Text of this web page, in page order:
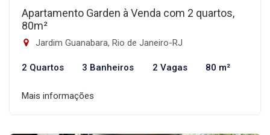
Apartamento Garden à Venda com 2 quartos,
80m²
Jardim Guanabara, Rio de Janeiro-RJ
2 Quartos 3 Banheiros 2 Vagas 80 m²
Mais informações